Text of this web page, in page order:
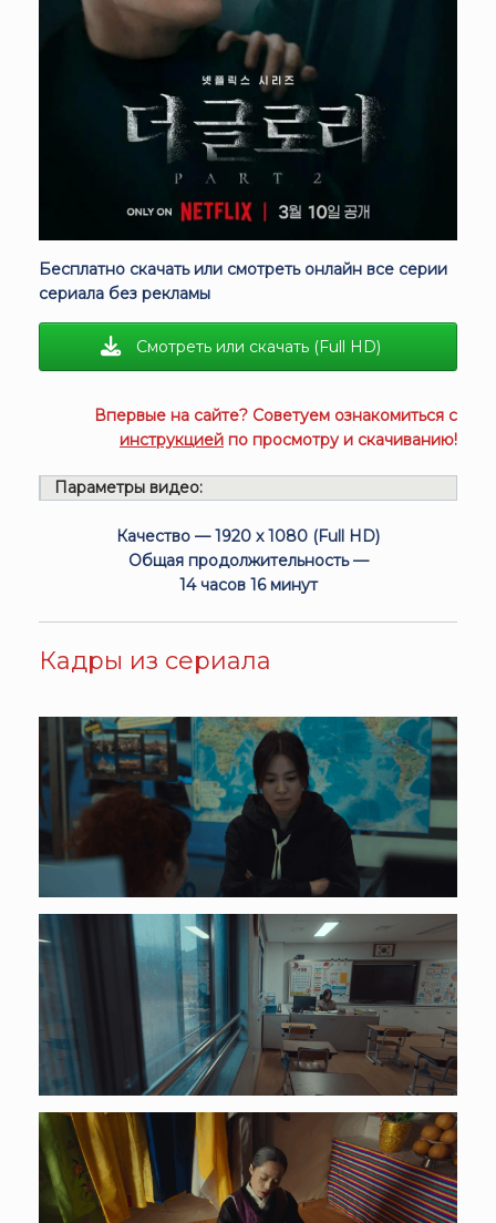
Бесплатно скачать или смотреть онлайн все серии
сериала без рекламы
Смотреть или скачать (Full HD)
Впервые на сайте? Советуем ознакомиться с
инструкцией по просмотру и скачиванию!
Параметры видео:
Качество — 1920 x 1080 (Full HD)
Общая продолжительность —
14 часов 16 минут
Кадры из сериала